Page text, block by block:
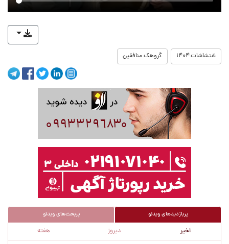
اغتشاشات ۱۴۰۴ گروهک منافقین
پربازدیدهای ویدئو پربحث‌های ویدئو
اخیر دیروز هفته